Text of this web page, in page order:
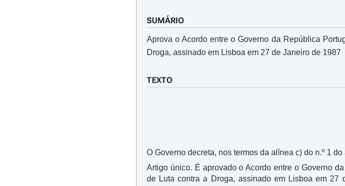
SUMÁRIO
Aprova o Acordo entre o Governo da República
Droga, assinado em Lisboa em 27 de Janeiro de 1987
TEXTO
O Governo decreta, nos termos da alínea c) do n.º 1
Artigo único. É aprovado o Acordo entre o Governo
de Luta contra a Droga, assinado em Lisboa em 27